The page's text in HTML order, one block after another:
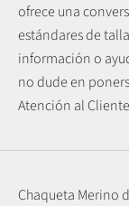
ofrece una
estándares de
información o
no dude en
Atención al
Chaqueta Merino